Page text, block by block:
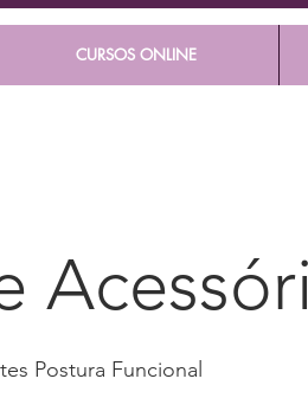
CURSOS ONLINE
Postura Funcional